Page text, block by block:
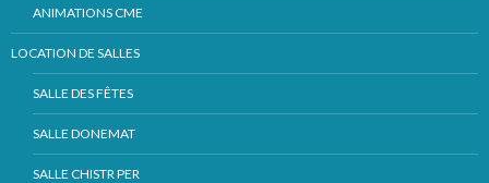
ANIMATIONS CME
LOCATION DE SALLES
SALLE DES FÊTES
SALLE DONEMAT
SALLE CHISTR PER